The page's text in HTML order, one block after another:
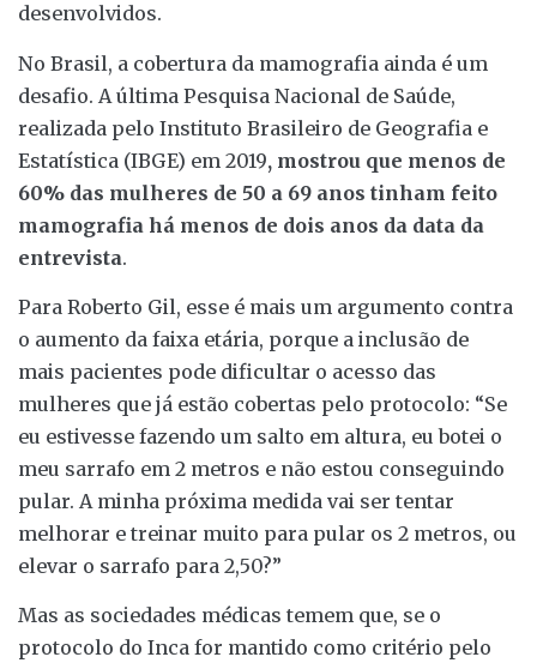
desenvolvidos.
No Brasil, a cobertura da mamografia ainda é um
desafio. A última Pesquisa Nacional de Saúde,
realizada pelo Instituto Brasileiro de Geografia e
Estatística (IBGE) em 2019, mostrou que menos de
60% das mulheres de 50 a 69 anos tinham feito
mamografia há menos de dois anos da data da
entrevista.
Para Roberto Gil, esse é mais um argumento contra
o aumento da faixa etária, porque a inclusão de
mais pacientes pode dificultar o acesso das
mulheres que já estão cobertas pelo protocolo: “Se
eu estivesse fazendo um salto em altura, eu botei o
meu sarrafo em 2 metros e não estou conseguindo
pular. A minha próxima medida vai ser tentar
melhorar e treinar muito para pular os 2 metros, ou
elevar o sarrafo para 2,50?”
Mas as sociedades médicas temem que, se o
protocolo do Inca for mantido como critério pelo